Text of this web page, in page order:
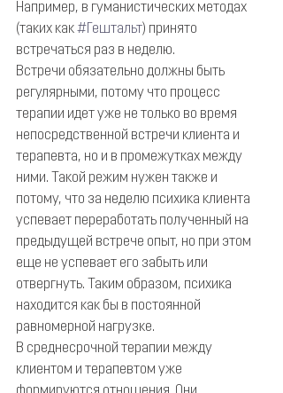
Например, в гуманистических методах
(таких как #Гештальт) принято
встречаться раз в неделю.
Встречи обязательно должны быть
регулярными, потому что процесс
терапии идет уже не только во время
непосредственной встречи клиента и
терапевта, но и в промежутках между
ними. Такой режим нужен также и
потому, что за неделю психика клиента
успевает переработать полученный на
предыдущей встрече опыт, но при этом
еще не успевает его забыть или
отвергнуть. Таким образом, психика
находится как бы в постоянной
равномерной нагрузке.
В среднесрочной терапии между
клиентом и терапевтом уже